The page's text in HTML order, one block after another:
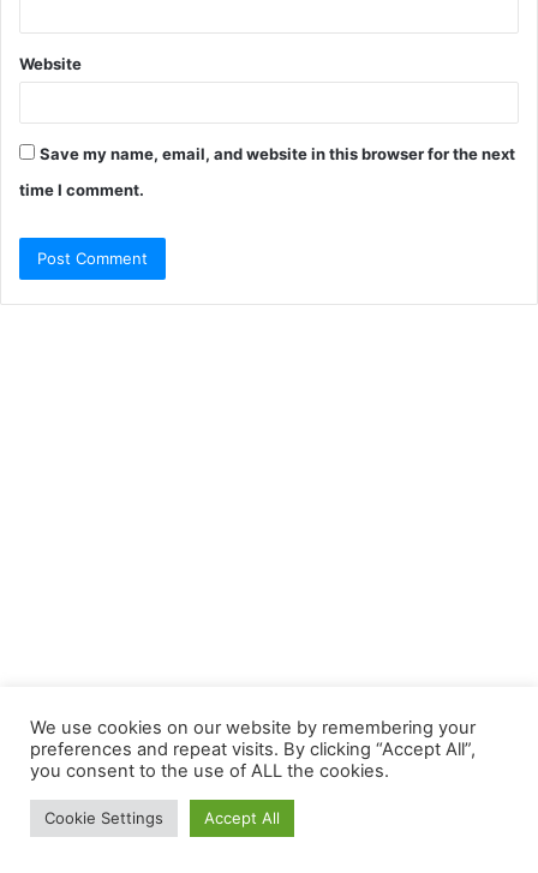
Website
Save my name, email, and website in this browser for the next
time I comment.
We use cookies on our website by remembering your
preferences and repeat visits. By clicking “Accept All”,
you consent to the use of ALL the cookies.
Cookie Settings Accept All